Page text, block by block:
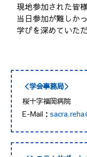
現地参加された皆
当日参加が難しか
学びを深めていた
＜学会事務局＞
桜十字福岡病院
E-Mail： sacra.reha